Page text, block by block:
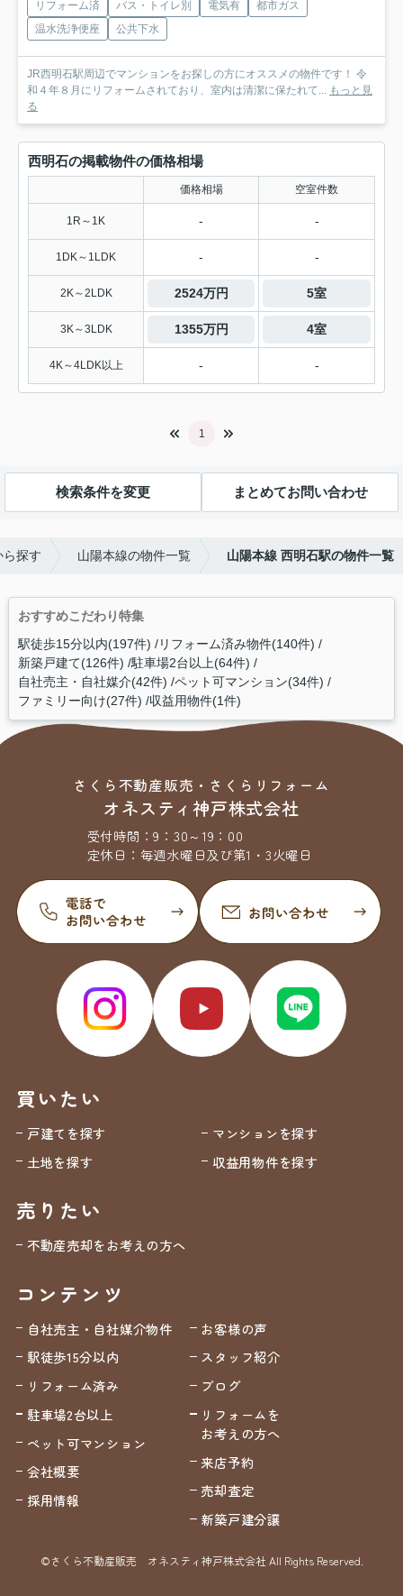
リフォーム済 バス・トイレ別 電気有
都市ガス
温水洗浄便座
公共下水
JR西明石駅周辺でマンションをお探しの方にオススメの物件です！ 令
和４年８月にリフォームされており、室内は清潔に保たれて... もっと見
る
西明石の掲載物件の価格相場
価格相場 空室件数
1R～1K - -
1DK～1LDK - -
2K～2LDK 2524万円 5室
3K～3LDK 1355万円 4室
4K～4LDK以上 - -
1
検索条件を変更 まとめてお問い合わせ
ら探す 山陽本線の物件一覧 山陽本線 西明石駅の物件一覧
おすすめこだわり特集
駅徒歩15分以内(197件) リフォーム済み物件(140件)
新築戸建て(126件) 駐車場2台以上(64件)
自社売主・自社媒介(42件) ペット可マンション(34件)
ファミリー向け(27件) 収益用物件(1件)
さくら不動産販売・さくらリフォーム
オネスティ神戸株式会社
受付時間：9：30～19：00
定休日： 毎週水曜日及び第1・3火曜日
買いたい
戸建てを探す
マンションを探す
土地を探す
収益用物件を探す
売りたい
不動産売却をお考えの方へ
コンテンツ
自社売主・自社媒介物件
駅徒歩15分以内
リフォーム済み
駐車場2台以上
ペット可マンション
会社概要
採用情報
お客様の声
スタッフ紹介
ブログ
リフォームを
お考えの方へ
来店予約
売却査定
新築戸建分譲
©さくら不動産販売 オネスティ神戸株式会社 All Rights Reserved.